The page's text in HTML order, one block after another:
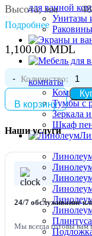
для ванной
Унитазы
комнаты
Тумбы с
Зеркала
Шкаф
Высота, мм
Серия Elastico
Запорный
Высота
Лейка Нет
Излив Гибкий
Тип подводки
Поверхность
Ширина
Глубина
Высота
Подробнее
1,100.00 MDL
Количество:
В корзину
Наши услуги
24/7 обслуживание
Мы всегда готовы вам